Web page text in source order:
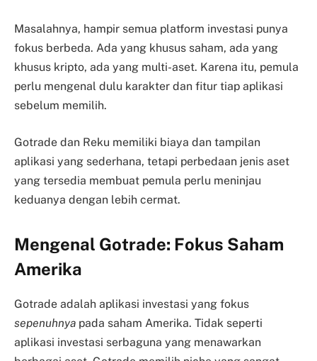
Masalahnya, hampir semua platform investasi punya
fokus berbeda. Ada yang khusus saham, ada yang
khusus kripto, ada yang multi-aset. Karena itu, pemula
perlu mengenal dulu karakter dan fitur tiap aplikasi
sebelum memilih.
Gotrade dan Reku memiliki biaya dan tampilan
aplikasi yang sederhana, tetapi perbedaan jenis aset
yang tersedia membuat pemula perlu meninjau
keduanya dengan lebih cermat.
Mengenal Gotrade: Fokus Saham
Amerika
Gotrade adalah aplikasi investasi yang fokus
sepenuhnya pada saham Amerika. Tidak seperti
aplikasi investasi serbaguna yang menawarkan